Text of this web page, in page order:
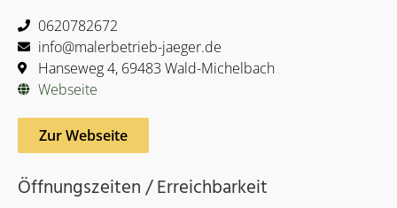
0620782672
info@malerbetrieb-jaeger.de
Hanseweg 4, 69483 Wald-Michelbach
Webseite
Zur Webseite
Öffnungszeiten / Erreichbarkeit